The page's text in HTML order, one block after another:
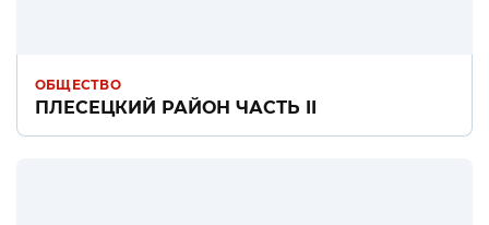
ОБЩЕСТВО
ПЛЕСЕЦКИЙ РАЙОН ЧАСТЬ II